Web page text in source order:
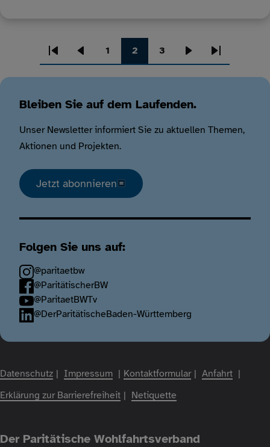
Seitennummerierung
Erste
Seite
Vorherige
Seite
1 2 3
Nächste
Seite
Letzte
Seite
Bleiben Sie auf dem Laufenden.
Unser Newsletter informiert Sie zu aktuellen Themen,
Aktionen und Projekten.
Jetzt abonnieren
Folgen Sie uns auf:
@paritaetbw
@ParitätischerBW
@ParitaetBWTv
@DerParitätischeBaden-Württemberg
Fußzeile
Datenschutz Impressum Kontaktformular
Anfahrt
Erklärung zur Barrierefreiheit
Netiquette
Der Paritätische Wohlfahrtsverband